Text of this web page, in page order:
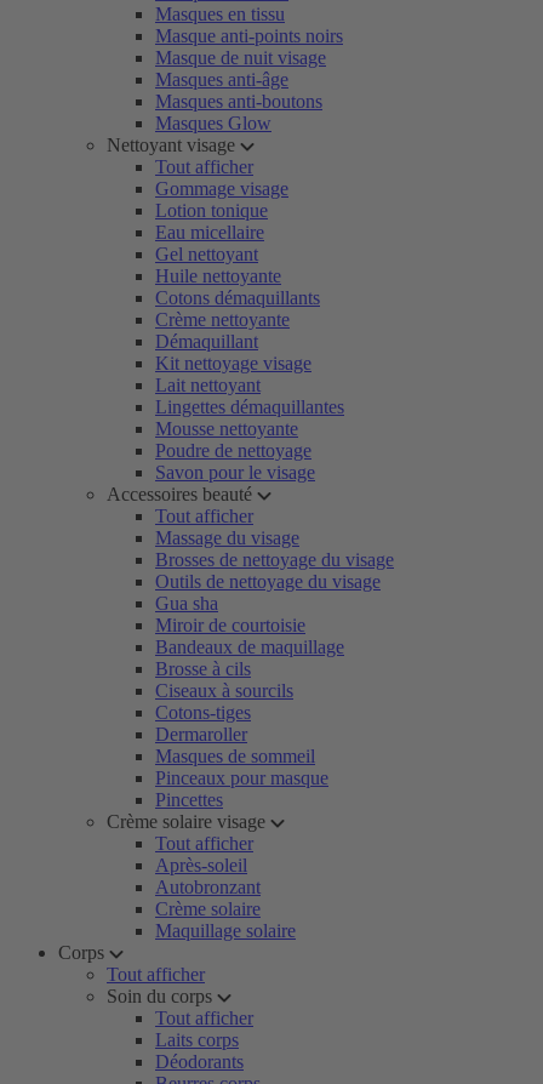
Masques en tissu
Masque anti-points noirs
Masque de nuit visage
Masques anti-âge
Masques anti-boutons
Masques Glow
Nettoyant visage
Tout afficher
Gommage visage
Lotion tonique
Eau micellaire
Gel nettoyant
Huile nettoyante
Cotons démaquillants
Crème nettoyante
Démaquillant
Kit nettoyage visage
Lait nettoyant
Lingettes démaquillantes
Mousse nettoyante
Poudre de nettoyage
Savon pour le visage
Accessoires beauté
Tout afficher
Massage du visage
Brosses de nettoyage du visage
Outils de nettoyage du visage
Gua sha
Miroir de courtoisie
Bandeaux de maquillage
Brosse à cils
Ciseaux à sourcils
Cotons-tiges
Dermaroller
Masques de sommeil
Pinceaux pour masque
Pincettes
Crème solaire visage
Tout afficher
Après-soleil
Autobronzant
Crème solaire
Maquillage solaire
Corps
Tout afficher
Soin du corps
Tout afficher
Laits corps
Déodorants